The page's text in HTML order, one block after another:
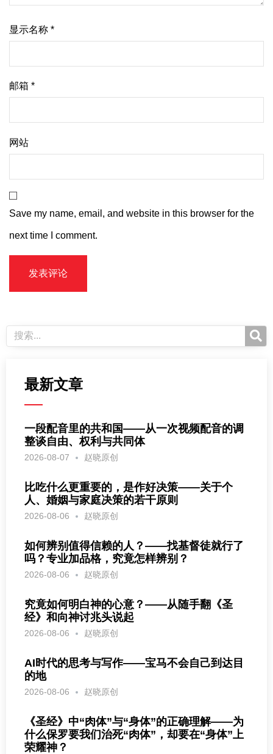
显示名称 *
邮箱 *
网站
Save my name, email, and website in this browser for the
next time I comment.
最新文章
一段配音里的共和国——从一次视频配音的调
整谈自由、权利与共同体
2026-08-07 赵晓原创
比吃什么更重要的，是作好决策——关于个
人、婚姻与家庭决策的若干原则
2026-08-06 赵晓原创
如何辨别值得信赖的人？——找基督徒就行了
吗？专业加品格，究竟怎样辨别？
2026-08-06 赵晓原创
究竟如何明白神的心意？——从随手翻《圣
经》和向神讨兆头说起
2026-08-06 赵晓原创
AI时代的思考与写作——宝马不会自己到达目
的地
2026-08-06 赵晓原创
《圣经》中“肉体”与“身体”的正确理解——为
什么保罗要我们治死“肉体”，却要在“身体”上
荣耀神？